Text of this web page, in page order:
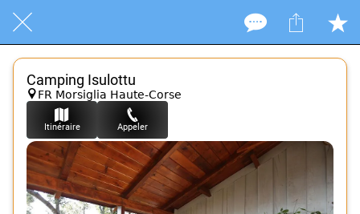
Camping Isulottu
FR Morsiglia Haute-Corse
Itinéraire Appeler